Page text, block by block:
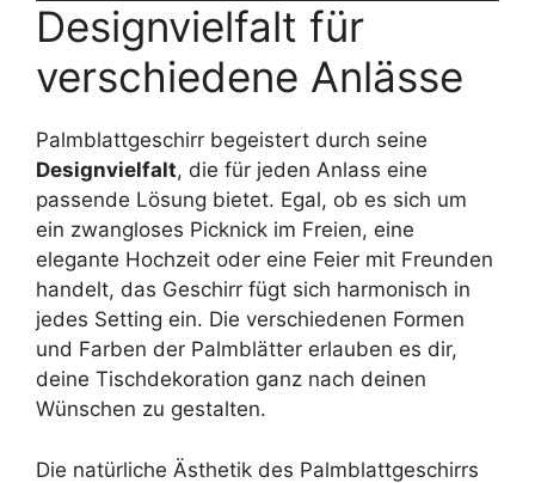
Designvielfalt für
verschiedene Anlässe
Palmblattgeschirr begeistert durch seine
Designvielfalt, die für jeden Anlass eine
passende Lösung bietet. Egal, ob es sich um
ein zwangloses Picknick im Freien, eine
elegante Hochzeit oder eine Feier mit Freunden
handelt, das Geschirr fügt sich harmonisch in
jedes Setting ein. Die verschiedenen Formen
und Farben der Palmblätter erlauben es dir,
deine Tischdekoration ganz nach deinen
Wünschen zu gestalten.
Die natürliche Ästhetik des Palmblattgeschirrs